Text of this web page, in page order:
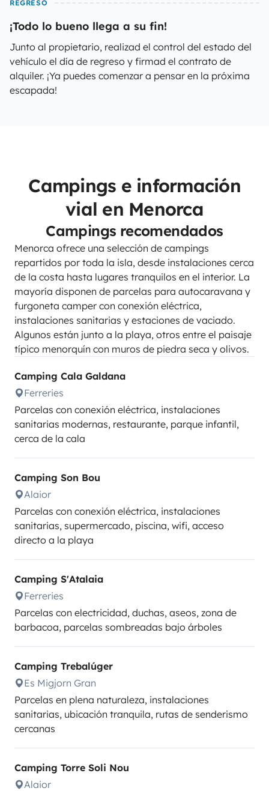
REGRESO
¡Todo lo bueno llega a su fin!
Junto al propietario, realizad el control del estado del
vehículo el día de regreso y firmad el contrato de
alquiler. ¡Ya puedes comenzar a pensar en la próxima
escapada!
Campings e información
vial en Menorca
Campings recomendados
Menorca ofrece una selección de campings
repartidos por toda la isla, desde instalaciones cerca
de la costa hasta lugares tranquilos en el interior. La
mayoría disponen de parcelas para autocaravana y
furgoneta camper con conexión eléctrica,
instalaciones sanitarias y estaciones de vaciado.
Algunos están junto a la playa, otros entre el paisaje
típico menorquín con muros de piedra seca y olivos.
Camping Cala Galdana
Ferreries
Parcelas con conexión eléctrica, instalaciones
sanitarias modernas, restaurante, parque infantil,
cerca de la cala
Camping Son Bou
Alaior
Parcelas con conexión eléctrica, instalaciones
sanitarias, supermercado, piscina, wifi, acceso
directo a la playa
Camping S'Atalaia
Ferreries
Parcelas con electricidad, duchas, aseos, zona de
barbacoa, parcelas sombreadas bajo árboles
Camping Trebalúger
Es Migjorn Gran
Parcelas en plena naturaleza, instalaciones
sanitarias, ubicación tranquila, rutas de senderismo
cercanas
Camping Torre Soli Nou
Alaior